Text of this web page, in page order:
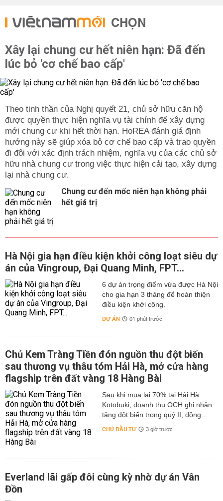
CHỌN
Xây lại chung cư hết niên hạn: Đã đến
lúc bỏ 'cơ chế bao cấp'
Theo tinh thần của Nghị quyết 21, chủ sở hữu căn hộ
được quyền thực hiện nghĩa vụ tài chính để xây dựng
mới chung cư khi hết thời hạn. HoREA đánh giá định
hướng này sẽ giúp xóa bỏ cơ chế bao cấp và trao quyền
đi đôi với xác định trách nhiệm, nghĩa vụ của các chủ sở
hữu nhà chung cư trong việc thực hiện cải tạo, xây dựng
lại nhà chung cư.
Chung cư đến mốc niên hạn không phải
hết giá trị
Hà Nội gia hạn điều kiện khởi công loạt siêu dự
án của Vingroup, Đại Quang Minh, FPT...
6 dự án trọng điểm vừa được Hà Nội
cho gia hạn 3 tháng để hoàn thiện
điều kiện khởi công.
DỰ ÁN 01 phút trước
Chủ Kem Tràng Tiền đón nguồn thu đột biến
sau thương vụ thâu tóm Hải Hà, mở cửa hàng
flagship trên đất vàng 18 Hàng Bài
Sau khi mua lại 70% tại Hải Hà
Kotobuki, doanh thu OCH ghi nhận
tăng đột biến trong quý II, đồng...
CHỦ ĐẦU TƯ 3 giờ trước
Everland lãi gấp đôi cùng kỳ nhờ dự án Vân
Đồn